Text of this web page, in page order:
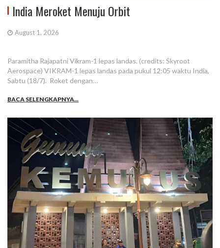
India Meroket Menuju Orbit
August 1, 2026
Paramitha Rajapatni Vikram-1 lepas landas. (credits: Skyroot
Aerospace) VIKRAM-1 lepas landas pada pukul 12:05 waktu India,
Sabtu (18/7). Roket dengan…
BACA SELENGKAPNYA...